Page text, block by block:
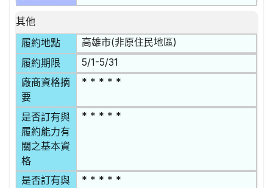
其他
履約地點
高雄市(非原住民地區)
履約期限 5/1-5/31
廠商資格摘
要
* * * * *
是否訂有與
履約能力有
關之基本資
格
* * * * *
是否訂有與
* * * * *